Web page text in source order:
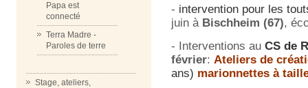
Papa est
connecté
Terra Madre -
Paroles de terre
Stage, ateliers,
- intervention pour les
juin à Bischheim (67),
- Interventions au CS de
février: Ateliers de
ans) marionnettes à